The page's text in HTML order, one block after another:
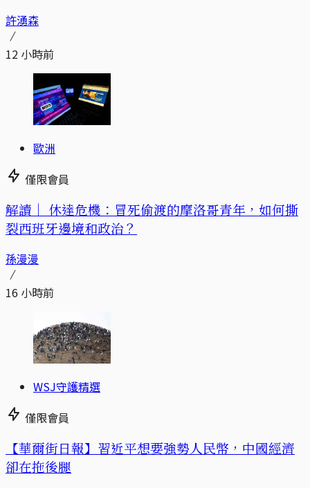
許湧森
12 小時前
歐洲
僅限會員
解讀｜ 休達危機：冒死偷渡的摩洛哥青年，如何撕
裂西班牙邊境和政治？
孫漫漫
16 小時前
WSJ守護精選
僅限會員
【華爾街日報】習近平想要強勢人民幣，中國經濟
卻在拖後腿